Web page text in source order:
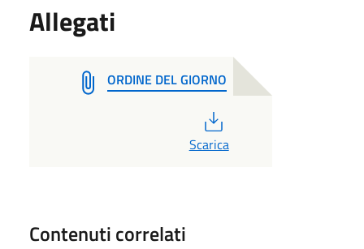
Allegati
ORDINE DEL GIORNO
Scarica
Contenuti correlati